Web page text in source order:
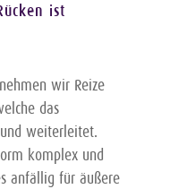
ist
wir Reize
das
weiterleitet.
komplex und
anfällig für äußere